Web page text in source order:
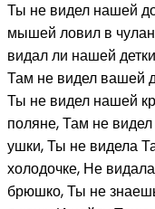
Ты не видел нашей
мышей ловил в
видал ли нашей
Там не видел вашей
Ты не видел нашей
поляне, Там не
ушки, Ты не видела
холодочке, Не
брюшко, Ты не